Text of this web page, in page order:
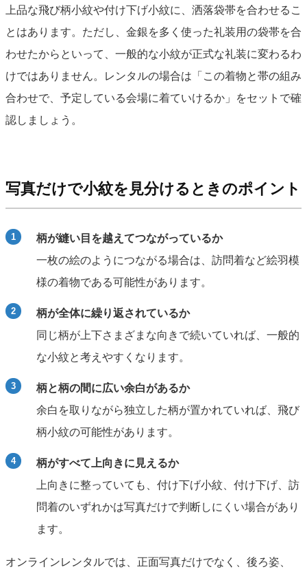
上品な飛び柄小紋や付け下げ小紋に、洒落袋帯を合わせるこ
とはあります。ただし、金銀を多く使った礼装用の袋帯を合
わせたからといって、一般的な小紋が正式な礼装に変わるわ
けではありません。レンタルの場合は「この着物と帯の組み
合わせで、予定している会場に着ていけるか」をセットで確
認しましょう。
写真だけで小紋を見分けるときのポイント
柄が縫い目を越えてつながっているか
一枚の絵のようにつながる場合は、訪問着など絵羽模
様の着物である可能性があります。
柄が全体に繰り返されているか
同じ柄が上下さまざまな向きで続いていれば、一般的
な小紋と考えやすくなります。
柄と柄の間に広い余白があるか
余白を取りながら独立した柄が置かれていれば、飛び
柄小紋の可能性があります。
柄がすべて上向きに見えるか
上向きに整っていても、付け下げ小紋、付け下げ、訪
問着のいずれかは写真だけで判断しにくい場合があり
ます。
オンラインレンタルでは、正面写真だけでなく、後ろ姿、